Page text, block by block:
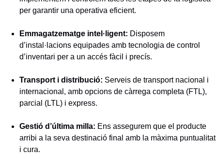
per garantir una operativa eficient.
Emmagatzematge intel·ligent: Disposem
d’instal·lacions equipades amb tecnologia de control
d’inventari per a un accés fàcil i precís.
Transport i distribució: Serveis de transport nacional i
internacional, amb opcions de càrrega completa (FTL),
parcial (LTL) i express.
Gestió d’última milla: Ens assegurem que el producte
arribi a la seva destinació final amb la màxima puntualitat
i cura.